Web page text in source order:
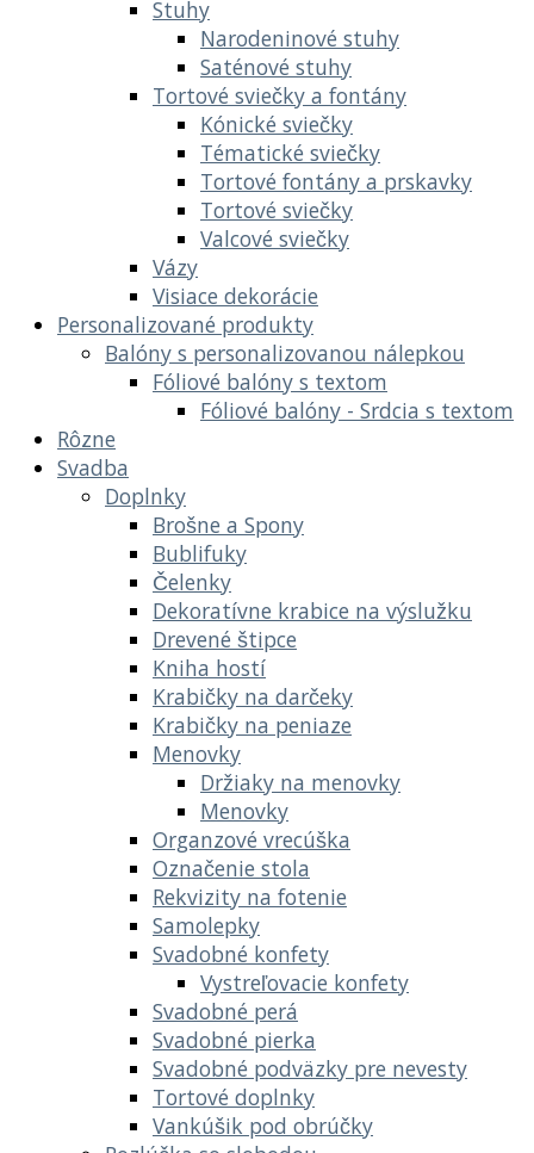
Stuhy
Narodeninové stuhy
Saténové stuhy
Tortové sviečky a fontány
Kónické sviečky
Tématické sviečky
Tortové fontány a prskavky
Tortové sviečky
Valcové sviečky
Vázy
Visiace dekorácie
Personalizované produkty
Balóny s personalizovanou nálepkou
Fóliové balóny s textom
Fóliové balóny - Srdcia s textom
Rôzne
Svadba
Doplnky
Brošne a Spony
Bublifuky
Čelenky
Dekoratívne krabice na výslužku
Drevené štipce
Kniha hostí
Krabičky na darčeky
Krabičky na peniaze
Menovky
Držiaky na menovky
Menovky
Organzové vrecúška
Označenie stola
Rekvizity na fotenie
Samolepky
Svadobné konfety
Vystreľovacie konfety
Svadobné perá
Svadobné pierka
Svadobné podväzky pre nevesty
Tortové doplnky
Vankúšik pod obrúčky